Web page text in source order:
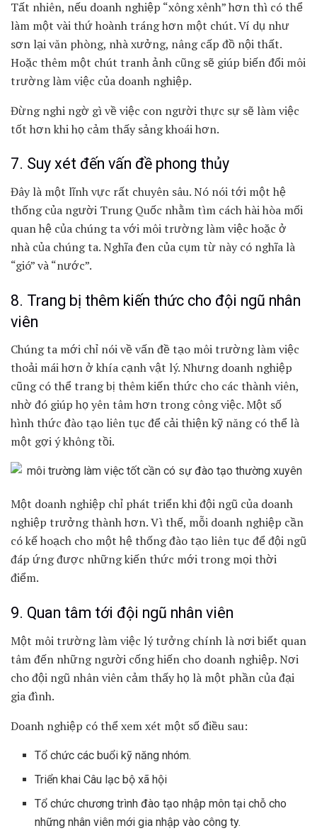
Tất nhiên, nếu doanh nghiệp “xông xênh” hơn thì có thể
làm một vài thứ hoành tráng hơn một chút. Ví dụ như
sơn lại văn phòng, nhà xưởng, nâng cấp đồ nội thất.
Hoặc thêm một chút tranh ảnh cũng sẽ giúp biến đổi môi
trường làm việc của doanh nghiệp.
Đừng nghi ngờ gì về việc con người thực sự sẽ làm việc
tốt hơn khi họ cảm thấy sảng khoái hơn.
7. Suy xét đến vấn đề phong thủy
Đây là một lĩnh vực rất chuyên sâu. Nó nói tới một hệ
thống của người Trung Quốc nhằm tìm cách hài hòa mối
quan hệ của chúng ta với môi trường làm việc hoặc ở
nhà của chúng ta. Nghĩa đen của cụm từ này có nghĩa là
“gió” và “nước”.
8. Trang bị thêm kiến thức cho đội ngũ nhân
viên
Chúng ta mới chỉ nói về vấn đề tạo môi trường làm việc
thoải mái hơn ở khía cạnh vật lý. Nhưng doanh nghiệp
cũng có thể trang bị thêm kiến thức cho các thành viên,
nhờ đó giúp họ yên tâm hơn trong công việc. Một số
hình thức đào tạo liên tục để cải thiện kỹ năng có thể là
một gợi ý không tồi.
Một doanh nghiệp chỉ phát triển khi đội ngũ của doanh
nghiệp trưởng thành hơn. Vì thế, mỗi doanh nghiệp cần
có kế hoạch cho một hệ thống đào tạo liên tục để đội ngũ
đáp ứng được những kiến thức mới trong mọi thời
điểm.
9. Quan tâm tới đội ngũ nhân viên
Một môi trường làm việc lý tưởng chính là nơi biết quan
tâm đến những người cống hiến cho doanh nghiệp. Nơi
cho đội ngũ nhân viên cảm thấy họ là một phần của đại
gia đình.
Doanh nghiệp có thể xem xét một số điều sau:
Tổ chức các buổi kỹ năng nhóm.
Triển khai Câu lạc bộ xã hội
Tổ chức chương trình đào tạo nhập môn tại chỗ cho
những nhân viên mới gia nhập vào công ty.